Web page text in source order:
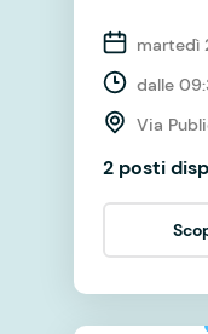
martedì
dalle
Via
2 posti